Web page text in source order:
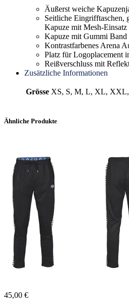
Äußerst weiche
Seitliche Eingrifftaschen,
Kapuze mit Mesh-Einsatz
Kapuze mit Gummi Band
Kontrastfarbenes Arena
Platz für Logoplacement
Reißverschluss mit
Zusätzliche Informationen
Grösse XS, S, M, L, XL,
Ähnliche Produkte
45,00 €